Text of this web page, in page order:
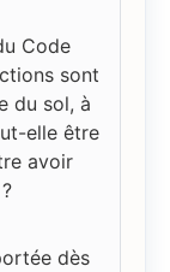
Code
sont
du sol, à
elle être
avoir
dès